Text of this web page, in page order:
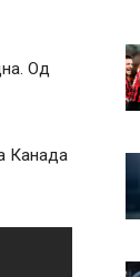
Од
Канада